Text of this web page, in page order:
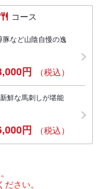
コース
豚など山陰自慢の逸
円 （税込）
鮮な馬刺しが堪能
円 （税込）
さい。